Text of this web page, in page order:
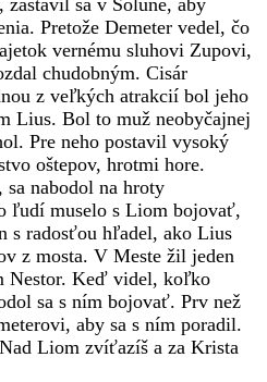
Pretože Demeter vedel, čo
vernému sluhovi Zupovi,
chudobným. Cisár
z veľkých atrakcií bol jeho
Lius. Bol to muž neobyčajnej
Pre neho postavil vysoký
oštepov, hrotmi hore.
nabodol na hroty
ľudí muselo s Liom bojovať,
s radosťou hľadel, ako Lius
z mosta. V Meste žil jeden
Nestor. Keď videl, koľko
sa s ním bojovať. Prv než
aby sa s ním poradil.
Liom zvíťazíš a za Krista